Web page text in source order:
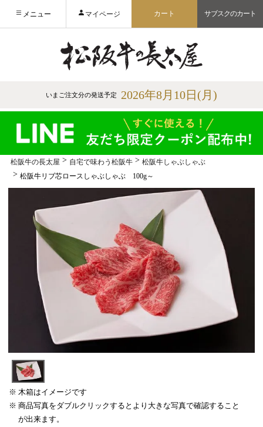
メニュー マイページ カート サブスクのカート
いまご注文分の発送予定 2026年8月10日(月)
松阪牛の長太屋 自宅で味わう松阪牛
松阪牛しゃぶしゃぶ
松阪牛リブ芯ロースしゃぶしゃぶ 100g～
木箱はイメージです
商品写真をダブルクリックするとより大きな写真で確認すること
が出来ます。